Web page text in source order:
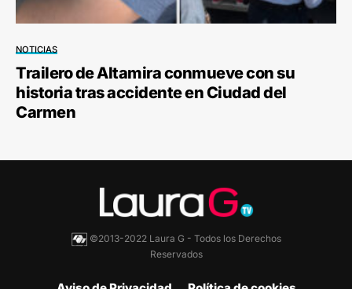
NOTICIAS
Trailero de Altamira conmueve con su
historia tras accidente en Ciudad del
Carmen
©2013-2022 Laura G - Todos los Derechos
Reservados